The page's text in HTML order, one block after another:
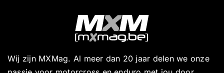
Wij zijn MXMag. Al meer dan 20 jaar delen we onze